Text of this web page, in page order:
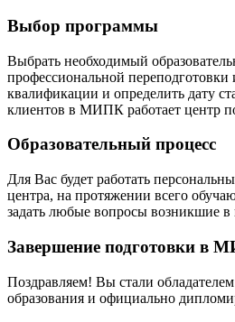
Выбор программы
Выбрать необходимый
профессиональной
квалификации и определить дату
клиентов в МИПК работает центр
Образовательный процесс
Для Вас будет работать
центра, на протяжении всего
задать любые вопросы возникшие в
Завершение подготовки в
Поздравляем! Вы стали
образования и официально